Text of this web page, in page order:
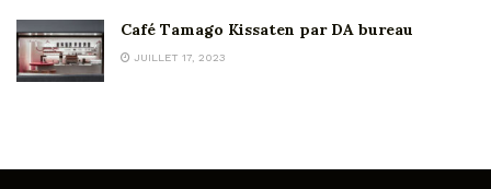
Café Tamago Kissaten par DA bureau
JUILLET 17, 2023